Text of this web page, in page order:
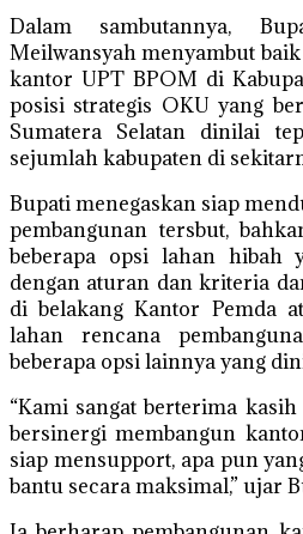
Dalam sambutannya,
Meilwansyah menyambut
kantor UPT BPOM di
posisi strategis OKU yang
Sumatera Selatan dinilai
sejumlah kabupaten di
Bupati menegaskan siap
pembangunan tersbut,
beberapa opsi lahan hibah
dengan aturan dan kriteria
di belakang Kantor Pemda
lahan rencana
beberapa opsi lainnya yang
“Kami sangat berterima
bersinergi membangun
siap mensupport, apa pun
bantu secara maksimal,” ujar